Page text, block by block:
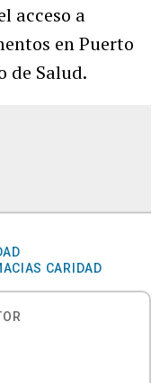
acceso a
en Puerto
de Salud.
CARIDAD